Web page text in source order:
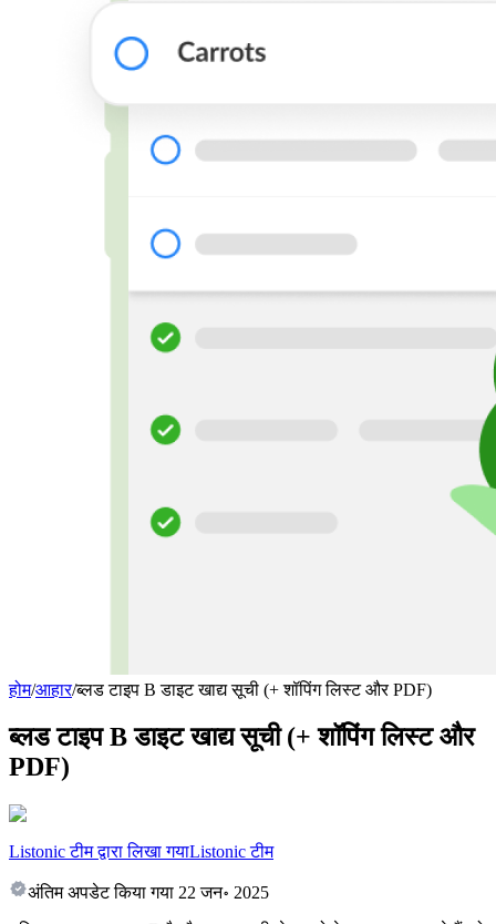
होम/आहार/ब्लड टाइप B डाइट खाद्य सूची (+ शॉपिंग लिस्ट और PDF)
ब्लड टाइप B डाइट खाद्य सूची (+ शॉपिंग लिस्ट और
PDF)
Listonic टीम द्वारा लिखा गयाListonic टीम
अंतिम अपडेट किया गया 22 जन॰ 2025